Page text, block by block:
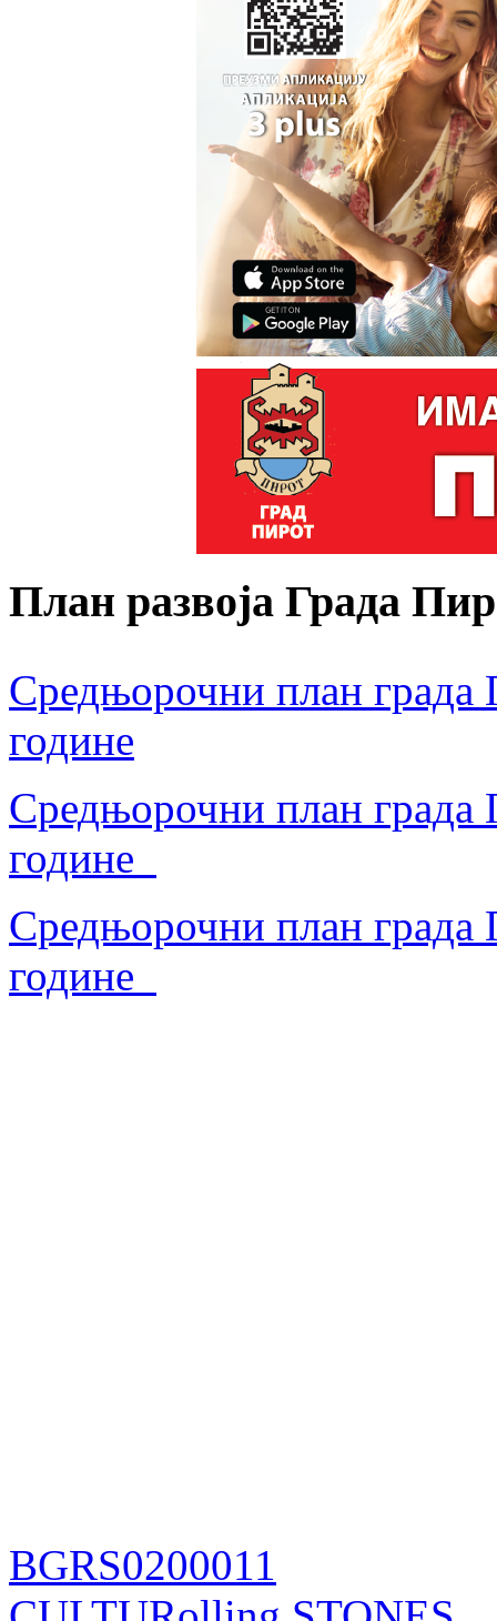
План развоја Града
Средњорочни план града
године
Средњорочни план града
године
Средњорочни план града
године
BGRS0200011